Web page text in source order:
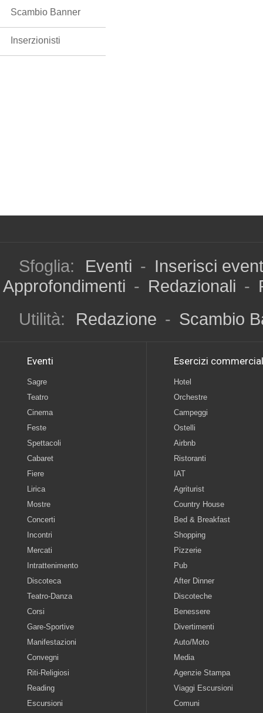
Scambio Banner
Inserzionisti
Sfoglia: Eventi - Inserisci
Approfondimenti - Redazionali -
Utilità:
Redazione - Scambio
Eventi
Sagre
Teatro
Cinema
Feste
Spettacoli
Cabaret
Fiere
Lirica
Mostre
Concerti
Incontri
Mercati
Intrattenimento
Discoteca
Teatro-Danza
Corsi
Gare-Sportive
Manifestazioni
Convegni
Riti-Religiosi
Reading
Escursioni
Esercizi
Hotel
Orchestre
Campeggi
Ostelli
Airbnb
Ristoranti
IAT
Agriturist
Country House
Bed & Breakfast
Shopping
Pizzerie
Pub
After Dinner
Discoteche
Benessere
Divertimenti
Auto/Moto
Media
Agenzie Stampa
Viaggi Escursioni
Comuni